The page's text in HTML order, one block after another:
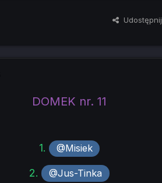
Udostępnij
DOMEK nr. 11
1. @Misiek
2. @Jus-Tinka